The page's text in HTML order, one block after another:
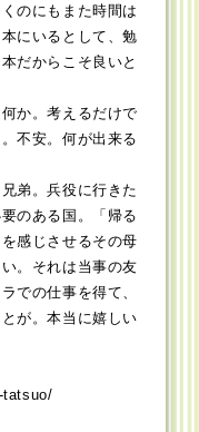
のにもまた時間は
にいるとして、勉
だからこそ良いと
か。考えるだけで
不安。何が出来る
弟。兵役に行きた
のある国。「帰る
感じさせるその母
。それは当事の友
での仕事を得て、
が。本当に嬉しい
tatsuo/